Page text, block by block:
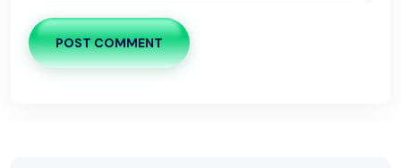
POST COMMENT